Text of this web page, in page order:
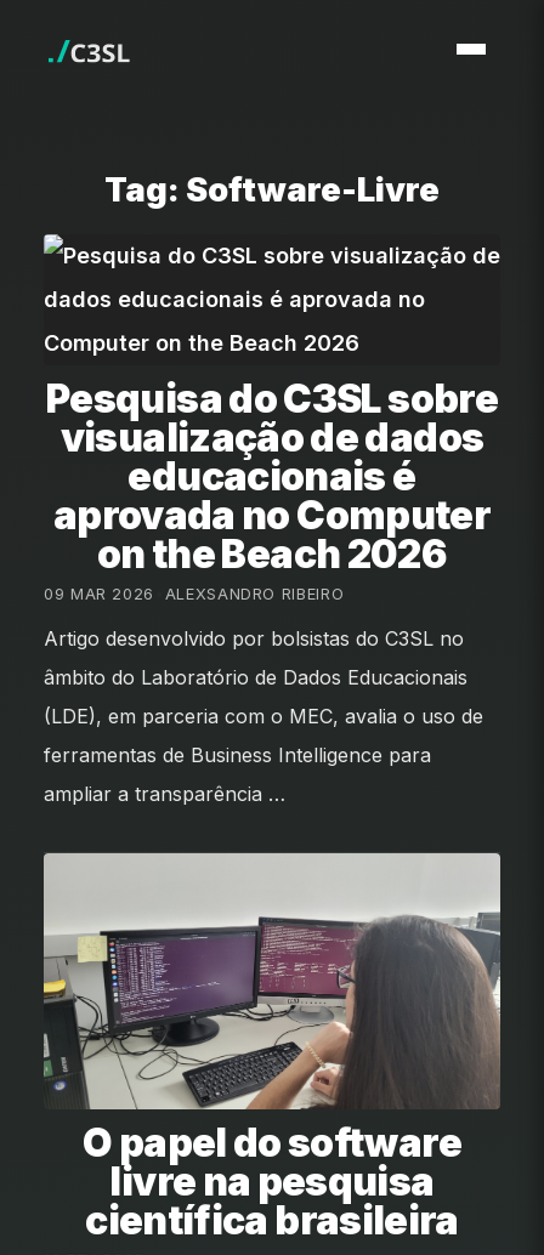
Tag: Software-Livre
Pesquisa do C3SL sobre
visualização de dados
educacionais é
aprovada no Computer
on the Beach 2026
09 MAR 2026 ALEXSANDRO RIBEIRO
Artigo desenvolvido por bolsistas do C3SL no
âmbito do Laboratório de Dados Educacionais
(LDE), em parceria com o MEC, avalia o uso de
ferramentas de Business Intelligence para
ampliar a transparência …
O papel do software
livre na pesquisa
científica brasileira